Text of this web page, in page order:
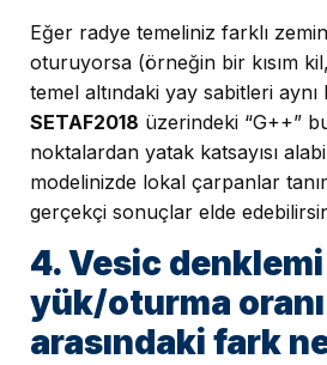
Eğer radye temeliniz farklı
oturuyorsa (örneğin bir kısım
temel altındaki yay sabitleri aynı
SETAF2018 üzerindeki “G++”
noktalardan yatak katsayısı
modelinizde lokal çarpanlar
gerçekçi sonuçlar elde
4. Vesic
yük/oturma oranı
arasındaki fark